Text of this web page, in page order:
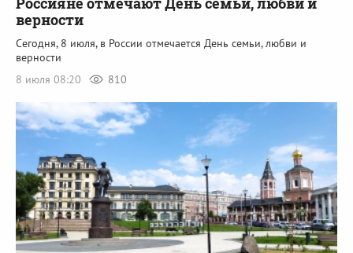
верности
Сегодня, 8 июля, в России отмечается День семьи, любви и
верности
8 июля 08:20
810